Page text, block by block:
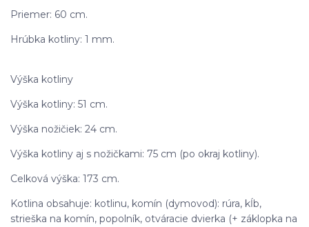
Priemer: 60 cm.
Hrúbka kotliny: 1 mm.
Výška kotliny
Výška kotliny: 51 cm.
Výška nožičiek: 24 cm.
Výška kotliny aj s nožičkami: 75 cm (po okraj kotliny).
Celková výška: 173 cm.
Kotlina obsahuje: kotlinu, komín (dymovod): rúra, kĺb,
strieška na komín, popolník, otváracie dvierka (+ záklopka na